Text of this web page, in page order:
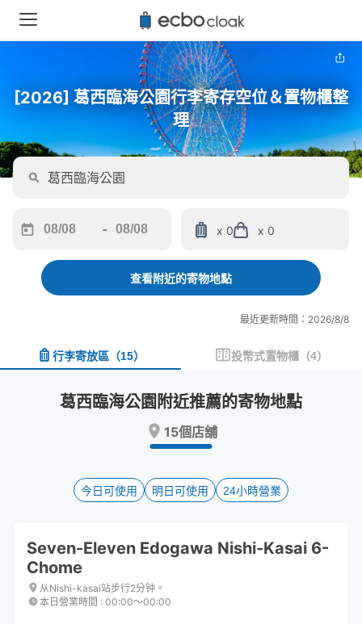
[2026] 葛西臨海公園行李寄存空位＆置物櫃整
理
forward
interact
and
date.
keyboard
shortcuts
for
changing
-
backward
interact
and
a
date.
key
to
keyboard
for
changing
x 0 x 0
查看附近的寄物地點
最近更新時間：2026/8/8
行李寄放區 （15） 投幣式置物櫃 （4）
葛西臨海公園附近推薦的寄物地點
15個店舖
今日可使用 明日可使用 24小時營業
Seven-Eleven Edogawa Nishi-Kasai 6-
Chome
从Nishi-kasai站步行2分钟。
本日營業時間 : 00:00〜00:00